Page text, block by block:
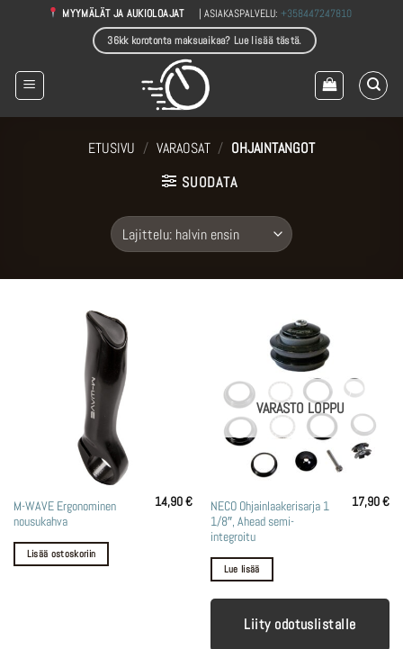
MYYMÄLÄT JA AUKIOLOAJAT | ASIAKASPALVELU:+358447247810
36kk korotonta maksuaikaa? Lue lisää tästä.
ETUSIVU / VARAOSAT / OHJAINTANGOT
SUODATA
M-WAVE Ergonominen
nousukahva
14,90€
Lisää ostoskoriin
VARASTO LOPPU
NECO Ohjainlaakerisarja 1
1/8″, Ahead semi-
integroitu
17,90€
Lue lisää
Liity odotuslistalle